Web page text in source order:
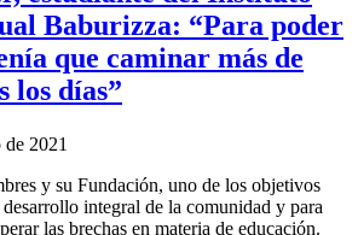
Baburizza: “Para poder
que caminar más de
los días”
de 2021
y su Fundación, uno de los objetivos
desarrollo integral de la comunidad y para
las brechas en materia de educación.